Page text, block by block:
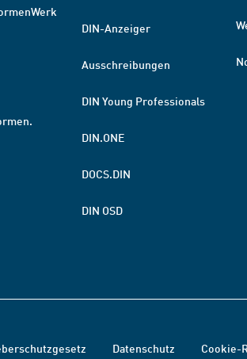
DIN-Anzeiger
Ausschreibungen
DIN Young Professionals
DIN.ONE
DOCS.DIN
DIN OSD
Datenschutz Cookie-